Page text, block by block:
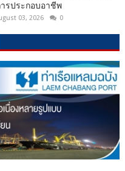
รประกอบอาชีพ
03, 2026 0